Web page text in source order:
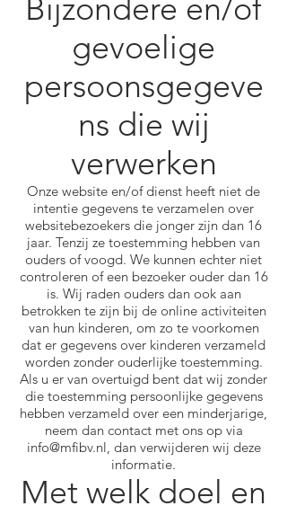
Bijzondere en/of
gevoelige
persoonsgegeve
ns die wij
verwerken
Onze website en/of dienst heeft niet de
intentie gegevens te verzamelen over
websitebezoekers die jonger zijn dan 16
jaar. Tenzij ze toestemming hebben van
ouders of voogd. We kunnen echter niet
controleren of een bezoeker ouder dan 16
is. Wij raden ouders dan ook aan
betrokken te zijn bij de online activiteiten
van hun kinderen, om zo te voorkomen
dat er gegevens over kinderen verzameld
worden zonder ouderlijke toestemming.
Als u er van overtuigd bent dat wij zonder
die toestemming persoonlijke gegevens
hebben verzameld over een minderjarige,
neem dan contact met ons op via
info@mfibv.nl, dan verwijderen wij deze
informatie.
Met welk doel en